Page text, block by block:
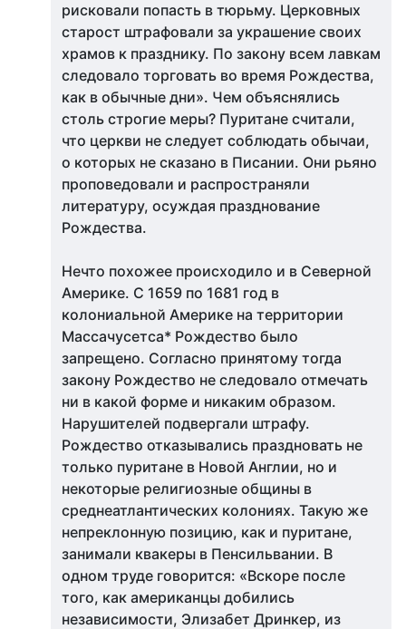
рисковали попасть в тюрьму. Церковных
старост штрафовали за украшение своих
храмов к празднику. По закону всем лавкам
следовало торговать во время Рождества,
как в обычные дни». Чем объяснялись
столь строгие меры? Пуритане считали,
что церкви не следует соблюдать обычаи,
о которых не сказано в Писании. Они рьяно
проповедовали и распространяли
литературу, осуждая празднование
Рождества.
Нечто похожее происходило и в Северной
Америке. С 1659 по 1681 год в
колониальной Америке на территории
Массачусетса* Рождество было
запрещено. Согласно принятому тогда
закону Рождество не следовало отмечать
ни в какой форме и никаким образом.
Нарушителей подвергали штрафу.
Рождество отказывались праздновать не
только пуритане в Новой Англии, но и
некоторые религиозные общины в
среднеатлантических колониях. Такую же
непреклонную позицию, как и пуритане,
занимали квакеры в Пенсильвании. В
одном труде говорится: «Вскоре после
того, как американцы добились
независимости, Элизабет Дринкер, из